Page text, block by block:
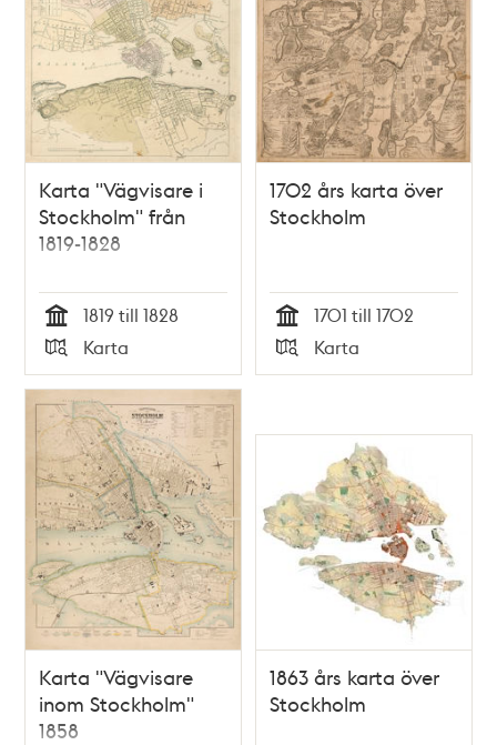
Karta "Vägvisare i
Stockholm" från
1819-1828
Tid
1819 till 1828
Typ
Karta
1702 års karta över
Stockholm
Tid
1701 till 1702
Typ
Karta
Karta "Vägvisare
inom Stockholm"
1858
1863 års karta över
Stockholm